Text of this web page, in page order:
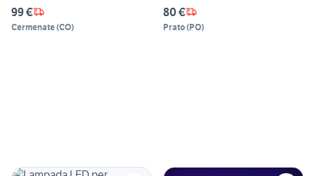
99 €
Cermenate(CO)
80 €
Prato(PO)